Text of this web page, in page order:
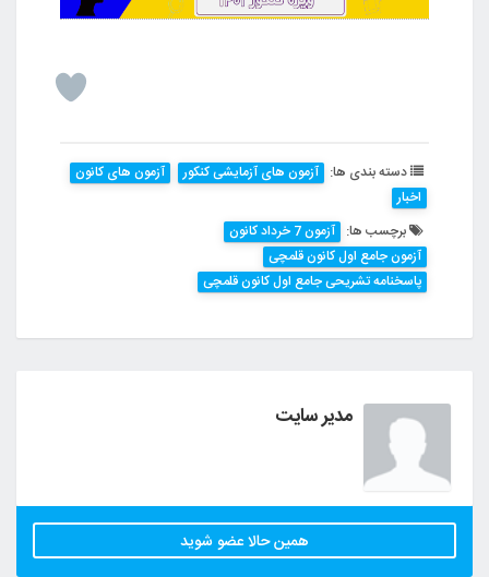
دسته بندی ها: آزمون های آزمایشی کنکور
آزمون های کانون
اخبار
برچسب ها: آزمون 7 خرداد کانون
آزمون جامع اول کانون قلمچی
پاسخنامه تشریحی جامع اول کانون قلمچی
مدیر سایت
همین حالا عضو شوید